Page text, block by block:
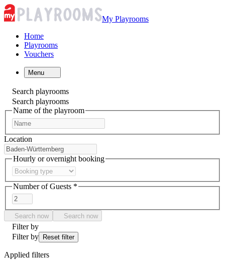
My Playrooms
Home
Playrooms
Vouchers
Menu
Search playrooms
Search playrooms
Name of the playroom
Location
Hourly or overnight booking
Number of Guests *
Search now Search now
Filter by
Filter by
Reset filter
Applied filters